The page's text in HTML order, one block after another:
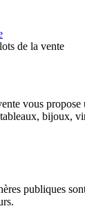
de la vente
vous propose
bijoux,
publiques